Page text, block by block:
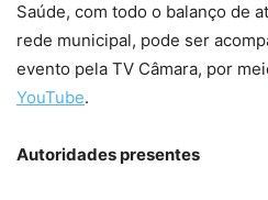
Saúde, com todo o balanço de
rede municipal, pode ser
evento pela TV Câmara, por
YouTube.
Autoridades presentes